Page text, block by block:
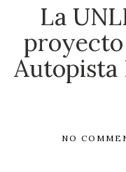
La
Autopista
NO